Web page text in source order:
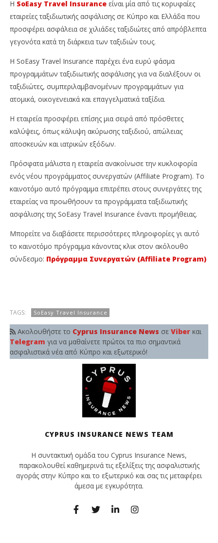
Η SoEasy Travel Insurance είναι μία από τις κορυφαίες
εταιρείες ταξιδιωτικής ασφάλισης σε Κύπρο και Ελλάδα που
προσφέρει ασφάλεια σε χιλιάδες ταξιδιώτες από απρόβλεπτα
γεγονότα κατά τη διάρκεια των ταξιδιών τους.
Η SoEasy Travel Insurance παρέχει ένα ευρύ φάσμα
προγραμμάτων ταξιδιωτικής ασφάλισης για να διαλέξουν οι
ταξιδιώτες, συμπεριλαμβανομένων προγραμμάτων για
ατομικά, οικογενειακά και επαγγελματικά ταξίδια.
Η εταιρεία προσφέρει επίσης μια σειρά από πρόσθετες
καλύψεις, όπως κάλυψη ακύρωσης ταξιδιού, απώλειας
αποσκευών και ιατρικών εξόδων.
Πρόσφατα μάλιστα η εταιρεία ανακοίνωσε την κυκλοφορία
ενός νέου προγράμματος συνεργατών (Affiliate Program). Το
καινοτόμο αυτό πρόγραμμα επιτρέπει στους συνεργάτες της
εταιρείας να προωθήσουν τα προγράμματα ταξιδιωτικής
ασφάλισης της SoEasy Travel Insurance έναντι προμήθειας.
Μπορείτε να διαβάσετε περισσότερες πληροφορίες γι αυτό
το καινοτόμο πρόγραμμα κάνοντας κλικ στον ακόλουθο
σύνδεσμο: Πρόγραμμα Συνεργατών (Affiliate Program)
TAGS: SoEasy Travel Insurance
Ακολουθήστε το Cyprus Insurance News σε Viber και
Telegram για να μαθαίνετε πρώτοι τα πιο σημαντικά
ασφαλιστικά νέα από Κύπρο και εξωτερικό!
CYPRUS INSURANCE NEWS TEAM
Η συντακτική ομάδα του Cyprus Insurance News,
παρακολουθεί καθημερινά τις εξελίξεις της ασφαλιστικής
αγοράς στην Κύπρο και το εξωτερικό και σας τις μεταφέρει
άμεσα με εγκυρότητα.